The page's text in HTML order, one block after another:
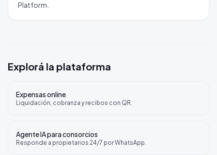
Platform.
Explorá la plataforma
Expensas online
Liquidación, cobranza y recibos con QR.
Agente IA para consorcios
Responde a propietarios 24/7 por WhatsApp.